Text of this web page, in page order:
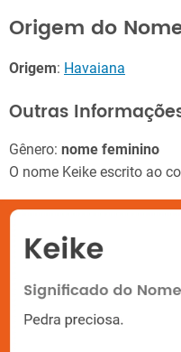
Origem do
Origem: Havaiana
Outras
Gênero: nome feminino
O nome Keike escrito ao